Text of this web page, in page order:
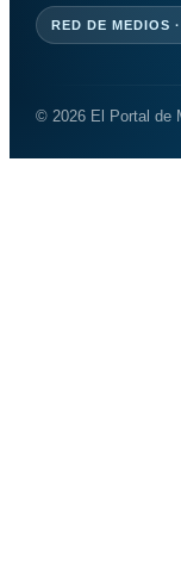
RED DE MEDIOS
© 2026 El Portal de